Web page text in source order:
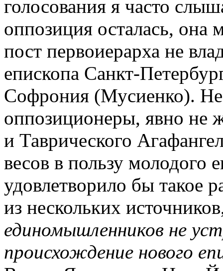
голосования я часто
оппозиция осталась, она
пост первоиерарха не
епископа Санкт-
Софрония (Мусиенко).
оппозиционеры, явно не
и Таврического
весов в пользу молодого
удовлетворило бы такое
из нескольких
единомышленников не
происхождение нового